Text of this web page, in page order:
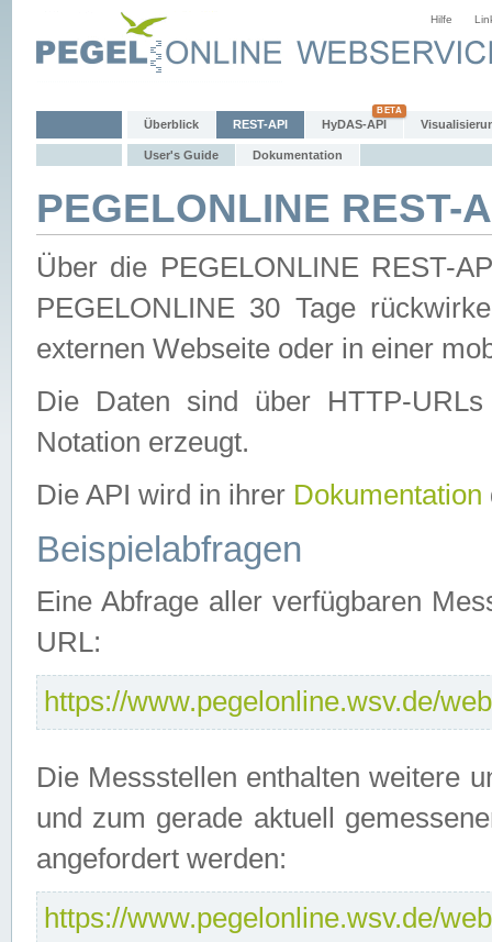
Hilfe
Überblick REST-API HyDAS-API
User's Guide Dokumentation
PEGELONLINE REST-
Über die PEGELONLINE REST-
PEGELONLINE 30 Tage
externen Webseite oder in einer
Die Daten sind über HTTP-
Notation erzeugt.
Die API wird in ihrer Dokumentation
Beispielabfragen
Eine Abfrage aller verfügbaren
URL:
https://www.pegelonline.wsv.de/
Die Messstellen enthalten weitere
und zum gerade aktuell
angefordert werden:
https://www.pegelonline.wsv.de/